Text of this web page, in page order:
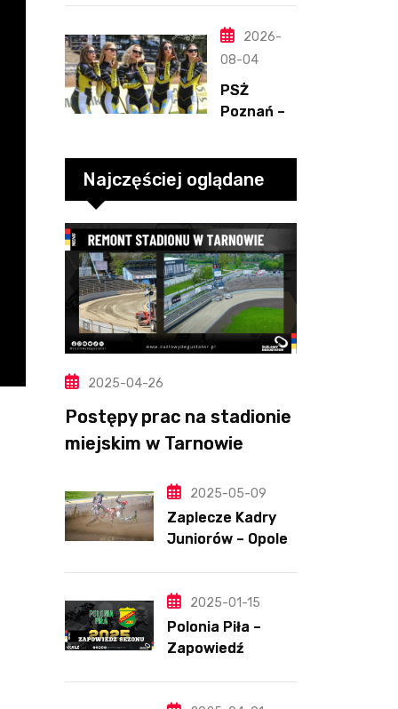
2.08.2026
-2
2026-
08-04
PSŻ
Poznań –
Rybnik,
2.08.2026
-3
Najczęściej oglądane
2025-04-26
Postępy prac na stadionie
miejskim w Tarnowie
2025-05-09
Zaplecze Kadry
Juniorów – Opole,
2025-01-15
Polonia Piła –
Zapowiedź